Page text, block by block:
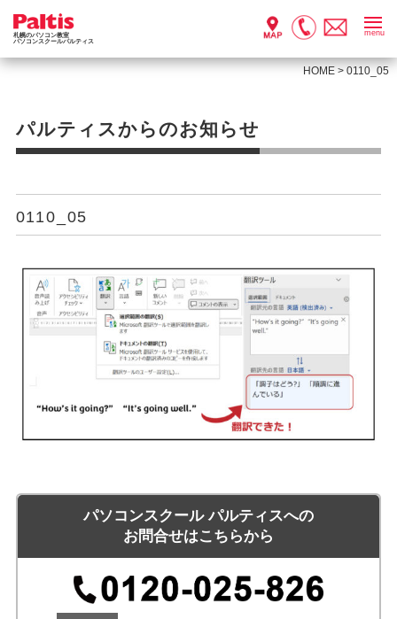
札幌のパソコン教室
パソコンスクールパルティス
menu
HOME >0110_05
パルティスからのお知らせ
0110_05
パソコンスクール パルティスへの
お問合せはこちらから